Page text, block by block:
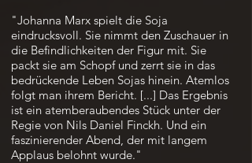
"Johanna Marx spielt die Soja
eindrucksvoll. Sie nimmt den Zuschauer in
die Befindlichkeiten der Figur mit. Sie
packt sie am Schopf und zerrt sie in das
bedrückende Leben Sojas hinein. Atemlos
folgt man ihrem Bericht. [...] Das Ergebnis
ist ein atemberaubendes Stück unter der
Regie von Nils Daniel Finckh. Und ein
faszinierender Abend, der mit langem
Applaus belohnt wurde."